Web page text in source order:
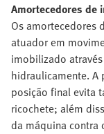
Amortecedores de
Os amortecedores
atuador em
imobilizado
hidraulicamente. A
posição final evita
ricochete; além
da máquina contra